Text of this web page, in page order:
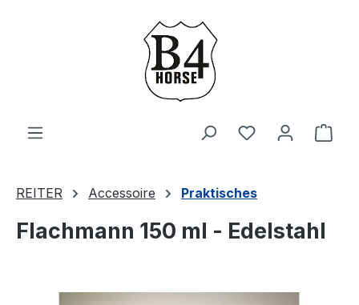
Zum Hauptinhalt springen
Du hast 0
REITER Accessoire Praktisches
Flachmann 150 ml - Edelstahl